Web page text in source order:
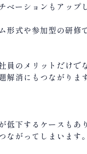
ーションもアップ
形式や参加型の研修
員のメリットだけで
消にもつながります
低下するケースもあ
ながってしまいます